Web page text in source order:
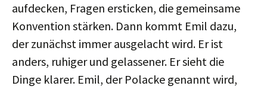
aufdecken, Fragen ersticken, die gemeinsame
Konvention stärken. Dann kommt Emil dazu,
der zunächst immer ausgelacht wird. Er ist
anders, ruhiger und gelassener. Er sieht die
Dinge klarer. Emil, der Polacke genannt wird,